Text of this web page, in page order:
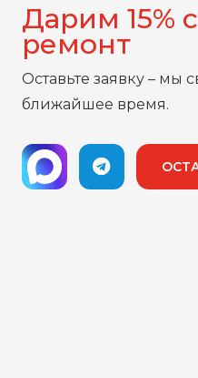
Дарим 15%
ремонт
Оставьте заявку – мы
ближайшее время.